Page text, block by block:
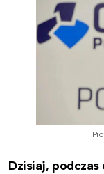
Dzisiaj,